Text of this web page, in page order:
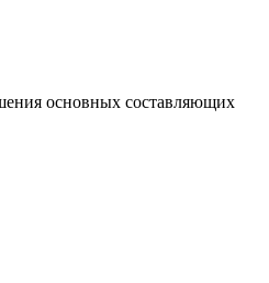
основных составляющих